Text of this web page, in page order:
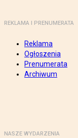
REKLAMA I PRENUMERATA
Reklama
Ogłoszenia
Prenumerata
Archiwum
NASZE WYDARZENIA